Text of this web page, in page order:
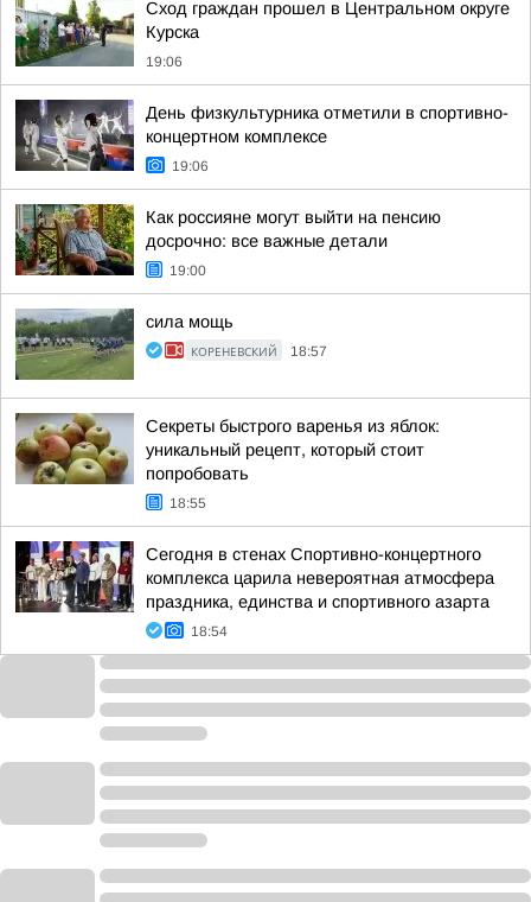
Сход граждан прошел в Центральном округе
Курска
19:06
День физкультурника отметили в спортивно-
концертном комплексе
19:06
Как россияне могут выйти на пенсию
досрочно: все важные детали
19:00
сила мощь
КОРЕНЕВСКИЙ 18:57
Секреты быстрого варенья из яблок:
уникальный рецепт, который стоит
попробовать
18:55
Сегодня в стенах Спортивно-концертного
комплекса царила невероятная атмосфера
праздника, единства и спортивного азарта
18:54